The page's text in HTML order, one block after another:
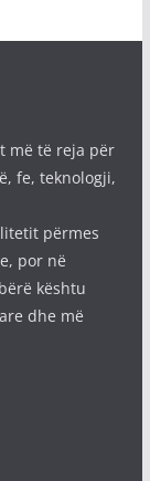
më të reja për
fe, teknologji,
përmes
por në
kështu
dhe më